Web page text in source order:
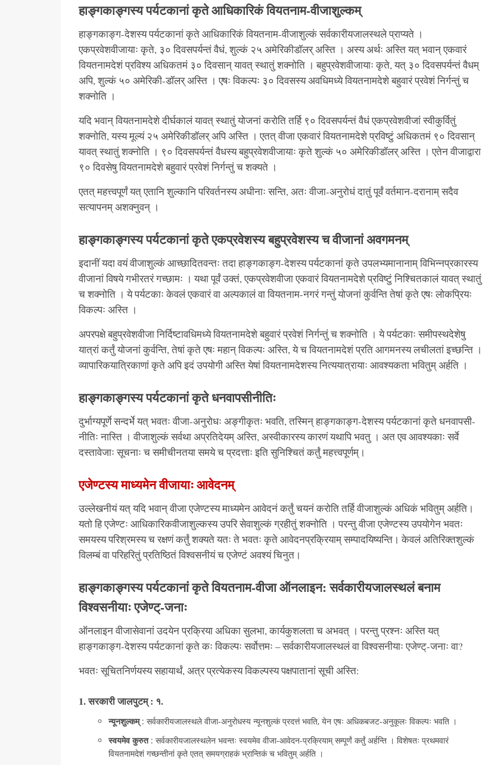
हाङ्गकाङ्गस्य पर्यटकानां कृते आधिकारिकं वियतनाम-वीजाशुल्कम्
हाङ्गकाङ्ग-देशस्य पर्यटकानां कृते आधिकारिकं वियतनाम-वीजाशुल्कं सर्वकारीयजालस्थले प्राप्यते ।
एकप्रवेशवीजायाः कृते, ३० दिवसपर्यन्तं वैधं, शुल्कं २५ अमेरिकीडॉलर् अस्ति । अस्य अर्थः अस्ति यत् भवान् एकवारं
वियतनामदेशं प्रविश्य अधिकतमं ३० दिवसान् यावत् स्थातुं शक्नोति । बहुप्रवेशवीजायाः कृते, यत् ३० दिवसपर्यन्तं वैधम्
अपि, शुल्कं ५० अमेरिकी-डॉलर् अस्ति । एषः विकल्पः ३० दिवसस्य अवधिमध्ये वियतनामदेशे बहुवारं प्रवेशं निर्गन्तुं च
शक्नोति ।
यदि भवान् वियतनामदेशे दीर्घकालं यावत् स्थातुं योजनां करोति तर्हि ९० दिवसपर्यन्तं वैधं एकप्रवेशवीजां स्वीकुर्वितुं
शक्नोति, यस्य मूल्यं २५ अमेरिकीडॉलर् अपि अस्ति । एतत् वीजा एकवारं वियतनामदेशे प्रविष्टुं अधिकतमं ९० दिवसान्
यावत् स्थातुं शक्नोति । ९० दिवसपर्यन्तं वैधस्य बहुप्रवेशवीजायाः कृते शुल्कं ५० अमेरिकीडॉलर् अस्ति । एतेन वीजाद्वारा
९० दिवसेषु वियतनामदेशे बहुवारं प्रवेशं निर्गन्तुं च शक्यते ।
एतत् महत्त्वपूर्णं यत् एतानि शुल्कानि परिवर्तनस्य अधीनाः सन्ति, अतः वीजा-अनुरोधं दातुं पूर्वं वर्तमान-दरानाम् सदैव
सत्यापनम् अशक्नुवन् ।
हाङ्गकाङ्गस्य पर्यटकानां कृते एकप्रवेशस्य बहुप्रवेशस्य च वीजानां अवगमनम्
इदानीं यदा वयं वीजाशुल्कं आच्छादितवन्तः तदा हाङ्गकाङ्ग-देशस्य पर्यटकानां कृते उपलभ्यमानानाम् विभिन्नप्रकारस्य
वीजानां विषये गभीरतरं गच्छामः । यथा पूर्वं उक्तं, एकप्रवेशवीजा एकवारं वियतनामदेशे प्रविष्टुं निश्चितकालं यावत् स्थातुं
च शक्नोति । ये पर्यटकाः केवलं एकवारं वा अल्पकालं वा वियतनाम-नगरं गन्तुं योजनां कुर्वन्ति तेषां कृते एषः लोकप्रियः
विकल्पः अस्ति ।
अपरपक्षे बहुप्रवेशवीजा निर्दिष्टावधिमध्ये वियतनामदेशे बहुवारं प्रवेशं निर्गन्तुं च शक्नोति । ये पर्यटकाः समीपस्थदेशेषु
यात्रां कर्तुं योजनां कुर्वन्ति, तेषां कृते एषः महान् विकल्पः अस्ति, ये च वियतनामदेशं प्रति आगमनस्य लचीलतां इच्छन्ति ।
व्यापारिकयात्रिकाणां कृते अपि इदं उपयोगी अस्ति येषां वियतनामदेशस्य नित्ययात्रायाः आवश्यकता भवितुम् अर्हति ।
हाङ्गकाङ्गस्य पर्यटकानां कृते धनवापसीनीतिः
दुर्भाग्यपूर्णे सन्दर्भे यत् भवतः वीजा-अनुरोधः अङ्गीकृतः भवति, तस्मिन् हाङ्गकाङ्ग-देशस्य पर्यटकानां कृते धनवापसी-
नीतिः नास्ति । वीजाशुल्कं सर्वथा अप्रतिदेयम् अस्ति, अस्वीकारस्य कारणं यथापि भवतु । अत एव आवश्यकाः सर्वे
दस्तावेजाः सूचनाः च समीचीनतया समये च प्रदत्ताः इति सुनिश्चितं कर्तुं महत्त्वपूर्णम्।
एजेण्टस्य माध्यमेन वीजायाः आवेदनम्
उल्लेखनीयं यत् यदि भवान् वीजा एजेण्टस्य माध्यमेन आवेदनं कर्तुं चयनं करोति तर्हि वीजाशुल्कं अधिकं भवितुम् अर्हति।
यतो हि एजेण्टः आधिकारिकवीजाशुल्कस्य उपरि सेवाशुल्कं ग्रहीतुं शक्नोति । परन्तु वीजा एजेण्टस्य उपयोगेन भवतः
समयस्य परिश्रमस्य च रक्षणं कर्तुं शक्यते यतः ते भवतः कृते आवेदनप्रक्रियाम् सम्पादयिष्यन्ति। केवलं अतिरिक्तशुल्कं
विलम्बं वा परिहरितुं प्रतिष्ठितं विश्वसनीयं च एजेण्टं अवश्यं चिनुत।
हाङ्गकाङ्गस्य पर्यटकानां कृते वियतनाम-वीजा ऑनलाइन: सर्वकारीयजालस्थलं बनाम
विश्वसनीयाः एजेण्ट्-जनाः
ऑनलाइन वीजासेवानां उदयेन प्रक्रिया अधिका सुलभा, कार्यकुशलता च अभवत् । परन्तु प्रश्नः अस्ति यत्
हाङ्गकाङ्ग-देशस्य पर्यटकानां कृते कः विकल्पः सर्वोत्तमः – सर्वकारीयजालस्थलं वा विश्वसनीयाः एजेण्ट्-जनाः वा?
भवतः सूचितनिर्णयस्य सहायार्थं, अत्र प्रत्येकस्य विकल्पस्य पक्षपातानां सूची अस्ति:
1. सरकारी जालपुटम् : १.
न्यूनशुल्कम्: सर्वकारीयजालस्थले वीजा-अनुरोधस्य न्यूनशुल्कं प्रदत्तं भवति, येन एषः अधिकबजट-अनुकूलः विकल्पः भवति ।
स्वयमेव कुरुत: सर्वकारीयजालस्थलेन भवन्तः स्वयमेव वीजा-आवेदन-प्रक्रियाम् सम्पूर्णं कर्तुं अर्हन्ति । विशेषतः प्रथमवारं
वियतनामदेशं गच्छन्तीनां कृते एतत् समयग्राहकं भ्रान्तिकं च भवितुम् अर्हति ।